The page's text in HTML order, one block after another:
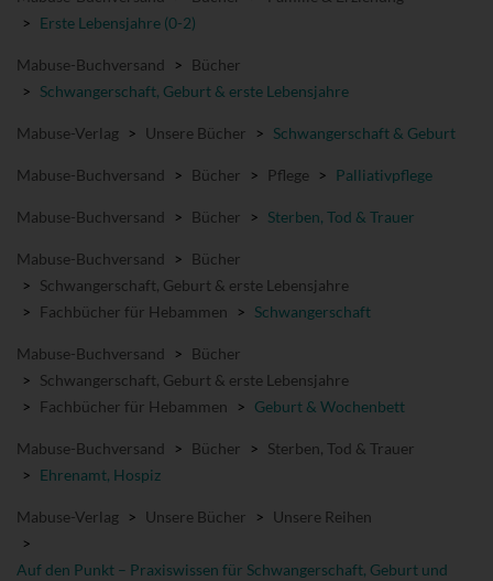
> Erste Lebensjahre (0-2)
Mabuse-Buchversand > Bücher
> Schwangerschaft, Geburt & erste Lebensjahre
Mabuse-Verlag > Unsere Bücher > Schwangerschaft & Geburt
Mabuse-Buchversand > Bücher > Pflege > Palliativpflege
Mabuse-Buchversand > Bücher > Sterben, Tod & Trauer
Mabuse-Buchversand > Bücher
> Schwangerschaft, Geburt & erste Lebensjahre
> Fachbücher für Hebammen > Schwangerschaft
Mabuse-Buchversand > Bücher
> Schwangerschaft, Geburt & erste Lebensjahre
> Fachbücher für Hebammen > Geburt & Wochenbett
Mabuse-Buchversand > Bücher > Sterben, Tod & Trauer
> Ehrenamt, Hospiz
Mabuse-Verlag > Unsere Bücher > Unsere Reihen
>
Auf den Punkt – Praxiswissen für Schwangerschaft, Geburt und